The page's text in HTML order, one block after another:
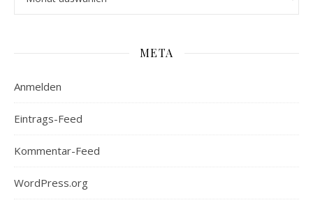
META
Anmelden
Eintrags-Feed
Kommentar-Feed
WordPress.org